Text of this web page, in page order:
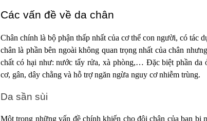
Các vấn đề về da chân
Chân chính là bộ phận thấp nhất của cơ thể con người, có tác
chân là phần bên ngoài không quan trọng nhất của chân
chất có hại như: nước tẩy rửa, xà phòng,… Đặc biệt phần da
cơ, gân, dây chằng và hỗ trợ ngăn ngừa nguy cơ nhiễm trùng.
Da sần sùi
Một trong những vấn đề chính khiến cho đôi chân của bạn bị